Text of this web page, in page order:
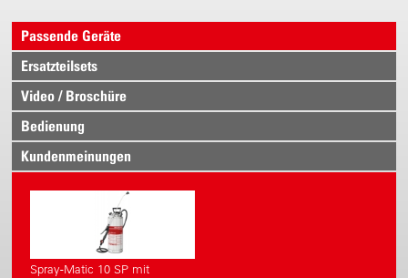
Passende Geräte
Ersatzteilsets
Video / Broschüre
Bedienung
Kundenmeinungen
Spray-Matic 10 SP mit